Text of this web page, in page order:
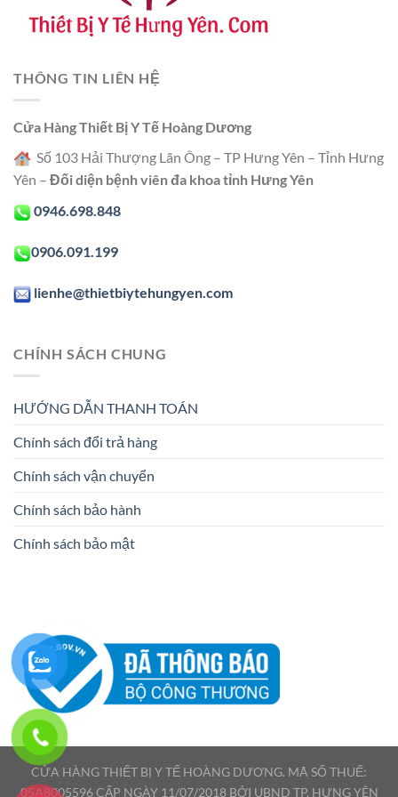
THÔNG TIN LIÊN HỆ
Cửa Hàng Thiết Bị Y Tế Hoàng Dương
Số 103 Hải Thượng Lãn Ông – TP Hưng Yên – Tỉnh Hưng
Yên – Đối diện bệnh viên đa khoa tỉnh Hưng Yên
0946.698.848
0906.091.199
lienhe@thietbiytehungyen.com
CHÍNH SÁCH CHUNG
HƯỚNG DẪN THANH TOÁN
Chính sách đổi trả hàng
Chính sách vận chuyển
Chính sách bảo hành
Chính sách bảo mật
CỬA HÀNG THIẾT BỊ Y TẾ HOÀNG DƯƠNG. MÃ SỐ THUẾ:
05A8005596 CẤP NGÀY 11/07/2018 BỞI UBND TP. HƯNG YÊN